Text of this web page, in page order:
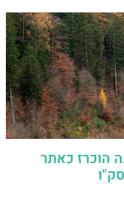
הוכרז כאתר